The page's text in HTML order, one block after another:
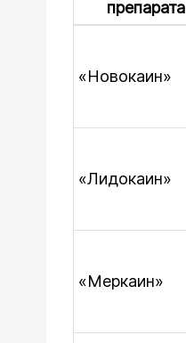
препарата
«Новокаин»
«Лидокаин»
«Меркаин»